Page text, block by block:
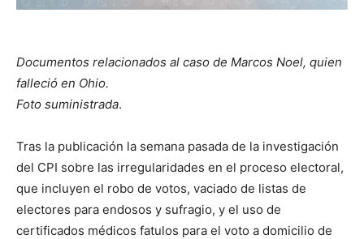
Documentos relacionados al caso de Marcos Noel, quien
falleció en Ohio.
Foto suministrada.
Tras la publicación la semana pasada de la investigación
del CPI sobre las irregularidades en el proceso electoral,
que incluyen el robo de votos, vaciado de listas de
electores para endosos y sufragio, y el uso de
certificados médicos fatulos para el voto a domicilio de